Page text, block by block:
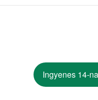
Ingyenes 14-